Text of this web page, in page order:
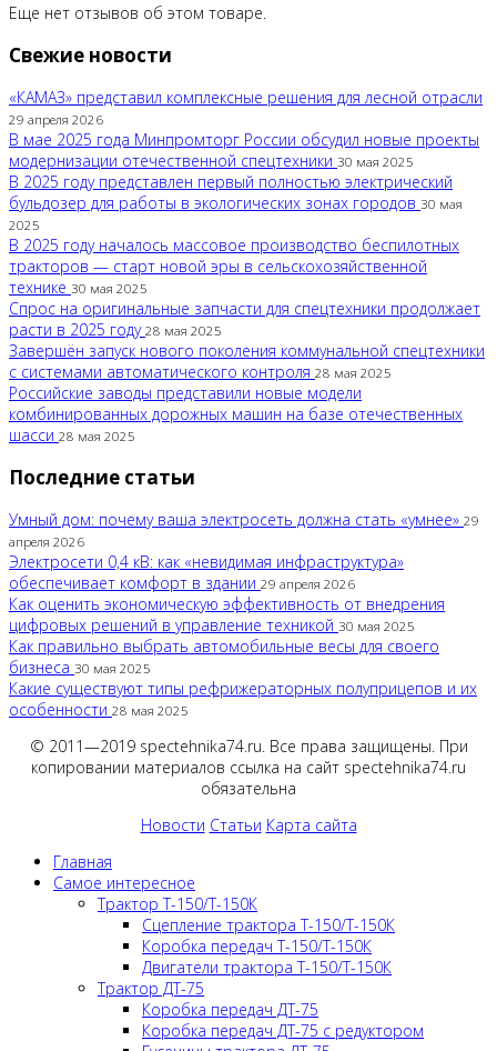
Еще нет отзывов об этом товаре.
Свежие новости
«КАМАЗ» представил комплексные решения для лесной отрасли
29 апреля 2026
В мае 2025 года Минпромторг России обсудил новые проекты
модернизации отечественной спецтехники 30 мая 2025
В 2025 году представлен первый полностью электрический
бульдозер для работы в экологических зонах городов 30 мая
2025
В 2025 году началось массовое производство беспилотных
тракторов — старт новой эры в сельскохозяйственной
технике 30 мая 2025
Спрос на оригинальные запчасти для спецтехники продолжает
расти в 2025 году 28 мая 2025
Завершён запуск нового поколения коммунальной спецтехники
с системами автоматического контроля 28 мая 2025
Российские заводы представили новые модели
комбинированных дорожных машин на базе отечественных
шасси 28 мая 2025
Последние статьи
Умный дом: почему ваша электросеть должна стать «умнее» 29
апреля 2026
Электросети 0,4 кВ: как «невидимая инфраструктура»
обеспечивает комфорт в здании 29 апреля 2026
Как оценить экономическую эффективность от внедрения
цифровых решений в управление техникой 30 мая 2025
Как правильно выбрать автомобильные весы для своего
бизнеса 30 мая 2025
Какие существуют типы рефрижераторных полуприцепов и их
особенности 28 мая 2025
© 2011—2019 spectehnika74.ru. Все права защищены. При
копировании материалов ссылка на сайт spectehnika74.ru
обязательна
Новости Статьи Карта сайта
Главная
Самое интересное
Трактор Т-150/Т-150К
Сцепление трактора Т-150/Т-150К
Коробка передач Т-150/Т-150К
Двигатели трактора Т-150/Т-150К
Трактор ДТ-75
Коробка передач ДТ-75
Коробка передач ДТ-75 с редуктором